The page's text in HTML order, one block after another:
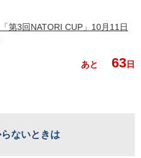
第3回NATORI CUP」10月11日
あと 63日
らないときは